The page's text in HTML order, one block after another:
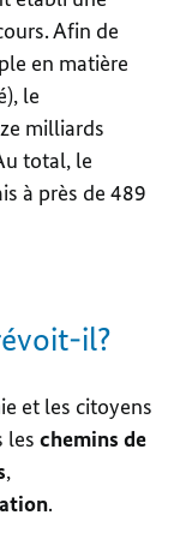
Afin de
en matière
le
milliards
total, le
à près de 489
il?
et les citoyens
leschemins de
,
.